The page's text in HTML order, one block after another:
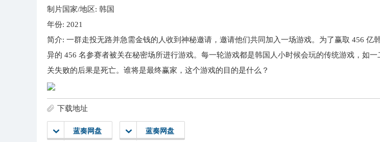
制片国家/地区: 韩国
年份: 2021
简介: 一群走投无路并急需金钱的人收到神秘邀请，邀请他们共同加入一场游戏。为了赢取 456 亿
异的 456 名参赛者被关在秘密场所进行游戏。每一轮游戏都是韩国人小时候会玩的传统游戏，如一
关失败的后果是死亡。谁将是最终赢家，这个游戏的目的是什么？
下载地址
蓝奏网盘 蓝奏网盘